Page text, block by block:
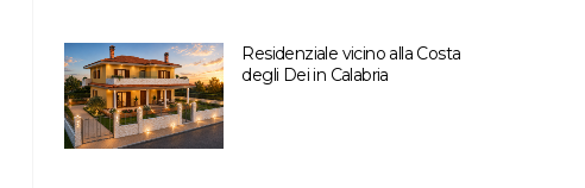
Residenziale vicino alla Costa
degli Dei in Calabria